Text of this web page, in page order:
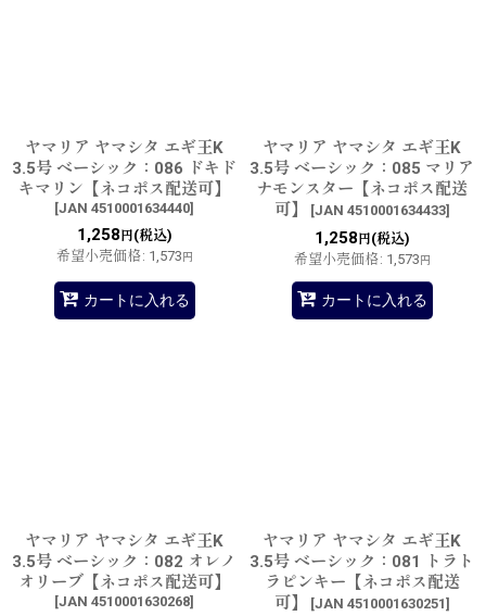
ヤマリア ヤマシタ エギ王K
3.5号 ベーシック：086 ドキド
キマリン【ネコポス配送可】
[JAN 4510001634440]
1,258 円(税込)
希望小売価格: 1,573 円
カートに入れる
ヤマリア ヤマシタ エギ王K
3.5号 ベーシック：085 マリア
ナモンスター【ネコポス配送
可】
[JAN 4510001634433]
1,258 円(税込)
希望小売価格: 1,573 円
カートに入れる
ヤマリア ヤマシタ エギ王K
3.5号 ベーシック：082 オレノ
オリーブ【ネコポス配送可】
[JAN 4510001630268]
ヤマリア ヤマシタ エギ王K
3.5号 ベーシック：081 トラト
ラピンキー【ネコポス配送
可】
[JAN 4510001630251]